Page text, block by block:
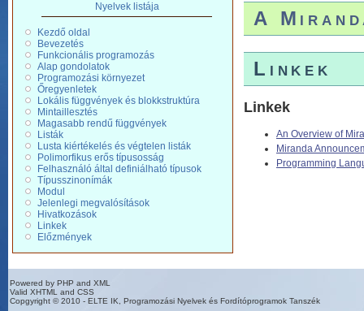
Nyelvek listája
Kezdő oldal
Bevezetés
Funkcionális programozás
Alap gondolatok
Programozási környezet
Őregyenletek
Lokális függvények és blokkstruktúra
Mintaillesztés
Magasabb rendű függvények
Listák
Lusta kiértékelés és végtelen listák
Polimorfikus erős típusosság
Felhasználó által definiálható típusok
Típusszinonímák
Modul
Jelenlegi megvalósítások
Hivatkozások
Linkek
Előzmények
A
Linkek
Linkek
An Overview of
Miranda
Programming
Powered by PHP and XML
Valid XHTML and CSS
Copgyright © 2010 - ELTE IK, Programozási Nyelvek és Fordítóprogramok Tanszék